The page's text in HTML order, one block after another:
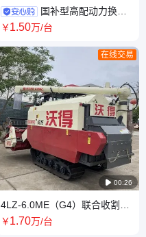
国补型高配动力换挡
拖拉机 雷沃1604-5RP加强型底
￥1.50万/台
 00:26
在线交易
4LZ-6.0ME（G4）联合收割机
沃得锐龙倒伏王收割小麦大豆
￥1.70万/台